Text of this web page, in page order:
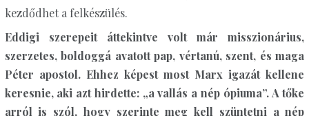
kezdődhet a felkészülés.
Eddigi szerepeit áttekintve volt már misszionárius,
szerzetes, boldoggá avatott pap, vértanú, szent, és maga
Péter apostol. Ehhez képest most Marx igazát kellene
keresnie, aki azt hirdette: „a vallás a nép ópiuma”. A tőke
arról is szól, hogy szerinte meg kell szüntetni a nép